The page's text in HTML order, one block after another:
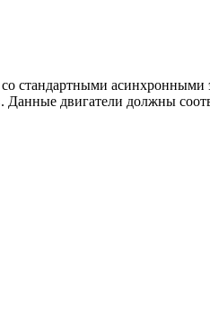
асинхронными
Данные двигатели должны